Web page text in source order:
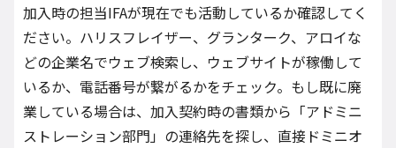
加入時の担当IFAが現在でも活動しているか確認してく
ださい。ハリスフレイザー、グランターク、アロイな
どの企業名でウェブ検索し、ウェブサイトが稼働して
いるか、電話番号が繋がるかをチェック。もし既に廃
業している場合は、加入契約時の書類から「アドミニ
ストレーション部門」の連絡先を探し、直接ドミニオ